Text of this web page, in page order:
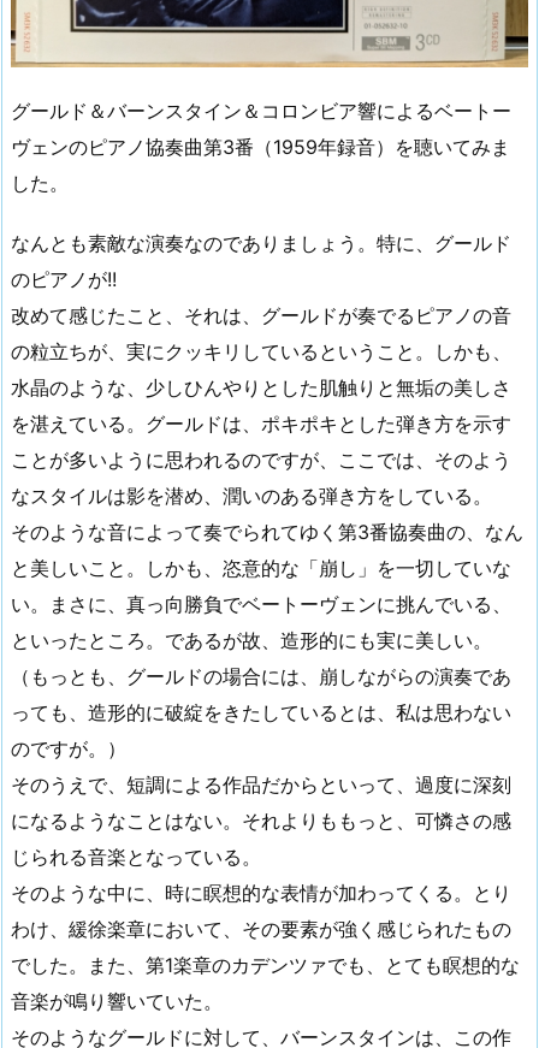
グールド＆バーンスタイン＆コロンビア響によるベートー
ヴェンのピアノ協奏曲第3番（1959年録音）を聴いてみま
した。
なんとも素敵な演奏なのでありましょう。特に、グールド
のピアノが!!
改めて感じたこと、それは、グールドが奏でるピアノの音
の粒立ちが、実にクッキリしているということ。しかも、
水晶のような、少しひんやりとした肌触りと無垢の美しさ
を湛えている。グールドは、ポキポキとした弾き方を示す
ことが多いように思われるのですが、ここでは、そのよう
なスタイルは影を潜め、潤いのある弾き方をしている。
そのような音によって奏でられてゆく第3番協奏曲の、なん
と美しいこと。しかも、恣意的な「崩し」を一切していな
い。まさに、真っ向勝負でベートーヴェンに挑んでいる、
といったところ。であるが故、造形的にも実に美しい。
（もっとも、グールドの場合には、崩しながらの演奏であ
っても、造形的に破綻をきたしているとは、私は思わない
のですが。）
そのうえで、短調による作品だからといって、過度に深刻
になるようなことはない。それよりももっと、可憐さの感
じられる音楽となっている。
そのような中に、時に瞑想的な表情が加わってくる。とり
わけ、緩徐楽章において、その要素が強く感じられたもの
でした。また、第1楽章のカデンツァでも、とても瞑想的な
音楽が鳴り響いていた。
そのようなグールドに対して、バーンスタインは、この作